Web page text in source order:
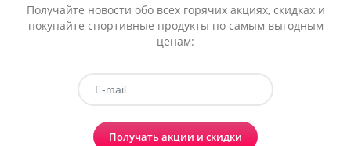
Получайте новости обо всех горячих акциях, скидках и
покупайте спортивные продукты по самым выгодным
ценам:
Получать акции и скидки